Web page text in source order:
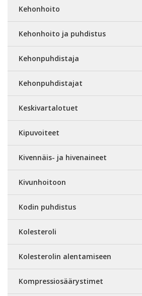
Kehonhoito
Kehonhoito ja puhdistus
Kehonpuhdistaja
Kehonpuhdistajat
Keskivartalotuet
Kipuvoiteet
Kivennäis- ja hivenaineet
Kivunhoitoon
Kodin puhdistus
Kolesteroli
Kolesterolin alentamiseen
Kompressiosäärystimet